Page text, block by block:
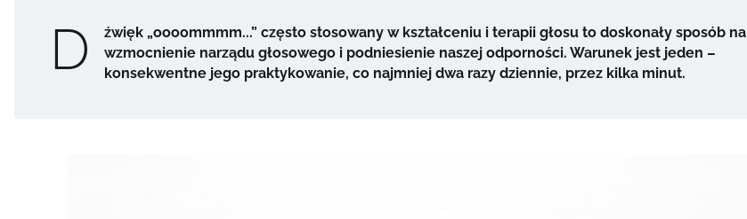
D
źwięk „oooommmm...” często stosowany w kształceniu i terapii głosu to doskonały sposób na
wzmocnienie narządu głosowego i podniesienie naszej odporności. Warunek jest jeden –
konsekwentne jego praktykowanie, co najmniej dwa razy dziennie, przez kilka minut.